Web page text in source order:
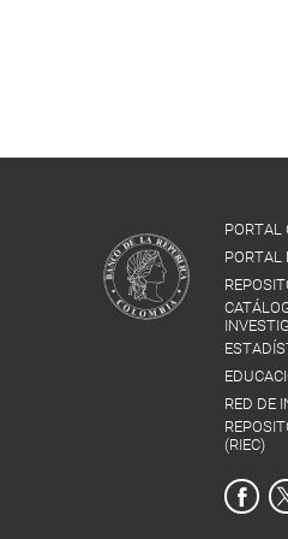
PORTAL
PORTAL
RED DE
(RIEC)